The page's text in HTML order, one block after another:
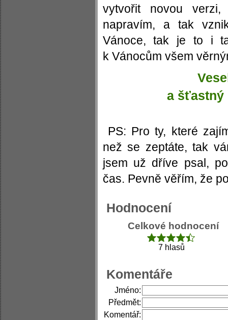
vytvořit novou
napravím, a tak
Vánoce, tak je to i
k Vánocům všem
a šťastný
PS: Pro ty, které
než se zeptáte, tak
jsem už dříve psal,
čas. Pevně věřím, že
Hodnocení
Celkové hodnocení
7 hlasů
Komentáře
Jméno:
Předmět:
Komentář: